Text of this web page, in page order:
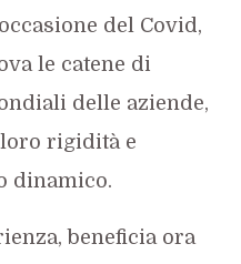
del Covid,
le catene di
delle aziende,
rigidità e
dinamico.
beneficia ora